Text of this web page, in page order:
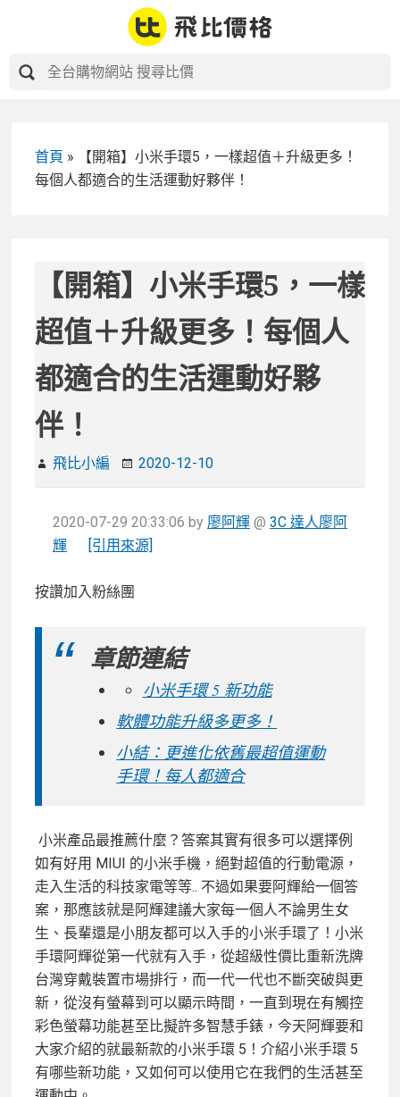
首頁 »
【開箱】小米手環5，一樣超值＋升級更多！
每個人都適合的生活運動好夥伴！
【開箱】小米手環5，一樣
超值＋升級更多！每個人
都適合的生活運動好夥
伴！
飛比小編 2020-12-10
2020-07-29 20:33:06 by 廖阿輝 @ 3C 達人廖阿
輝
[引用來源]
按讚加入粉絲團
章節連結
小米手環 5 新功能
軟體功能升級多更多！
小結：更進化依舊最超值運動
手環！每人都適合
小米產品最推薦什麼？答案其實有很多可以選擇例
如有好用 MIUI 的小米手機，絕對超值的行動電源，
走入生活的科技家電等等.. 不過如果要阿輝給一個答
案，那應該就是阿輝建議大家每一個人不論男生女
生、長輩還是小朋友都可以入手的小米手環了！小米
手環阿輝從第一代就有入手，從超級性價比重新洗牌
台灣穿戴裝置市場排行，而一代一代也不斷突破與更
新，從沒有螢幕到可以顯示時間，一直到現在有觸控
彩色螢幕功能甚至比擬許多智慧手錶，今天阿輝要和
大家介紹的就最新款的小米手環 5！介紹小米手環 5
有哪些新功能，又如何可以使用它在我們的生活甚至